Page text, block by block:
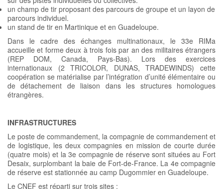
un champ de tir proposant des parcours de groupe et un layon de
parcours individuel.
un stand de tir en Martinique et en Guadeloupe.
Dans le cadre des échanges multinationaux, le 33e RIMa
accueille et forme deux à trois fois par an des militaires étrangers
(REP DOM, Canada, Pays-Bas). Lors des exercices
internationaux (2 TRICOLOR, DUNAS, TRADEWINDS) cette
coopération se matérialise par l’intégration d’unité élémentaire ou
de détachement de liaison dans les structures homologues
étrangères.
INFRASTRUCTURES
Le poste de commandement, la compagnie de commandement et
de logistique, les deux compagnies en mission de courte durée
(quatre mois) et la 3e compagnie de réserve sont situées au Fort
Desaix, surplombant la baie de Fort-de-France. La 4e compagnie
de réserve est stationnée au camp Dugommier en Guadeloupe.
Le CNEF est réparti sur trois sites :